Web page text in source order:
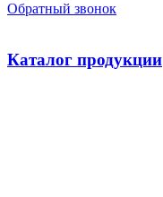
Обратный звонок
Каталог продукции